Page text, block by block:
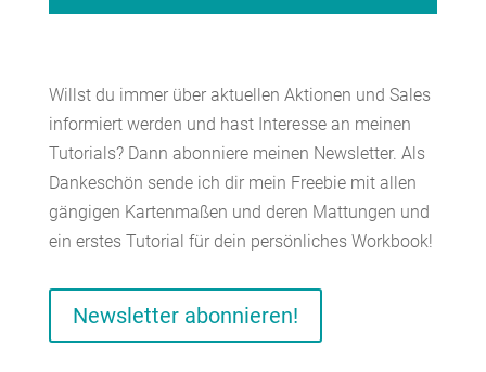
Willst du immer über aktuellen Aktionen und Sales
informiert werden und hast Interesse an meinen
Tutorials? Dann abonniere meinen Newsletter. Als
Dankeschön sende ich dir mein Freebie mit allen
gängigen Kartenmaßen und deren Mattungen und
ein erstes Tutorial für dein persönliches Workbook!
Newsletter abonnieren!